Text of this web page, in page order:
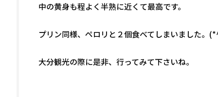
中の黄身も程よく半熟に近くて最高です。
プリン同様、ペロリと２個食べてしまいました
大分観光の際に是非、行ってみて下さいね。